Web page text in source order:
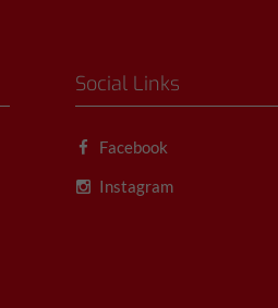
Social Links
Facebook
Instagram